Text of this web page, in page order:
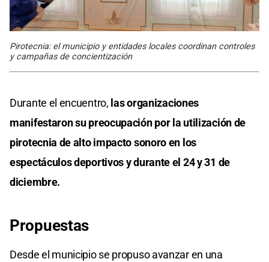
Pirotecnia: el municipio y entidades locales coordinan controles
y campañas de concientización
Durante el encuentro, las organizaciones
manifestaron su preocupación por la utilización de
pirotecnia de alto impacto sonoro en los
espectáculos deportivos y durante el 24 y 31 de
diciembre.
Propuestas
Desde el municipio se propuso avanzar en una